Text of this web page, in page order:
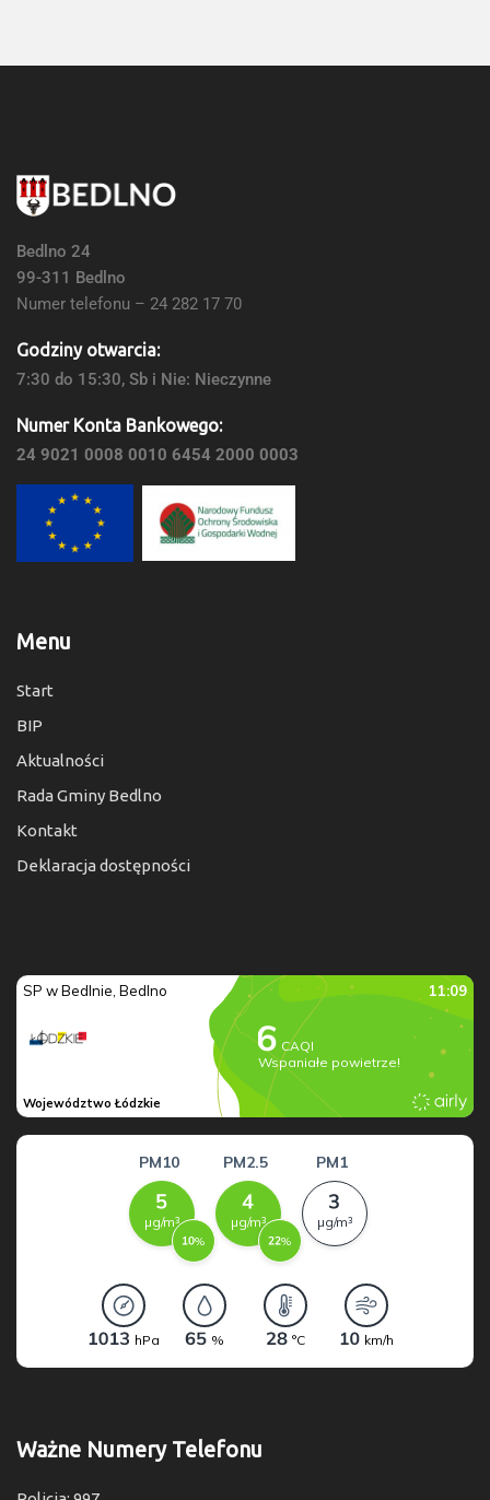
Bedlno 24
99-311 Bedlno
Numer telefonu – 24 282 17 70
Godziny otwarcia:
7:30 do 15:30, Sb i Nie: Nieczynne
Numer Konta Bankowego:
24 9021 0008 0010 6454 2000 0003
Menu
Start
BIP
Aktualności
Rada Gminy Bedlno
Kontakt
Deklaracja dostępności
Ważne Numery Telefonu